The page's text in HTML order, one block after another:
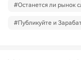
#Останется ли рынок
#Публикуйте и